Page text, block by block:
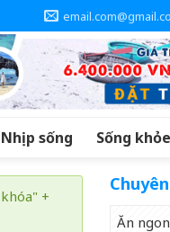
Nhịp sống Sống khỏe
+
Chuyên
Ăn ngon